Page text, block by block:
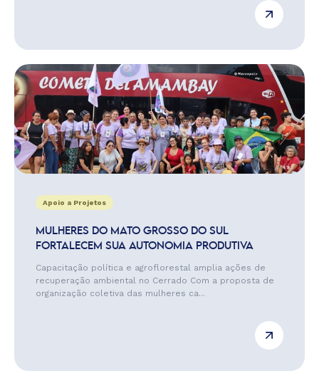
Apoio a Projetos
MULHERES DO MATO GROSSO DO SUL
FORTALECEM SUA AUTONOMIA PRODUTIVA
Capacitação política e agroflorestal amplia ações de
recuperação ambiental no Cerrado Com a proposta de
organização coletiva das mulheres ca...